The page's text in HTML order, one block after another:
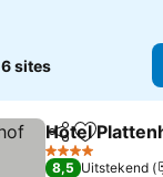
6 sites
Delen
Hotel
4 Sterren
8,5 Uitstekend